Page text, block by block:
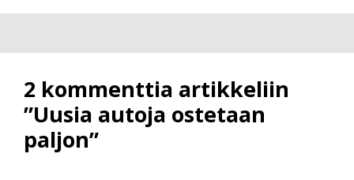
2 kommenttia artikkeliin
”Uusia autoja ostetaan
paljon”